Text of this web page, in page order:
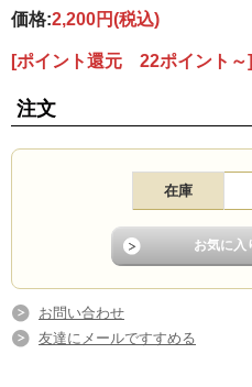
価格:2,200円(税込)
[ポイント還元 22ポイント～]
注文
在庫
お問い合わせ
友達にメールですすめる